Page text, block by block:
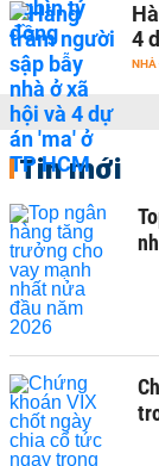
4
NHÀ
Tin mới